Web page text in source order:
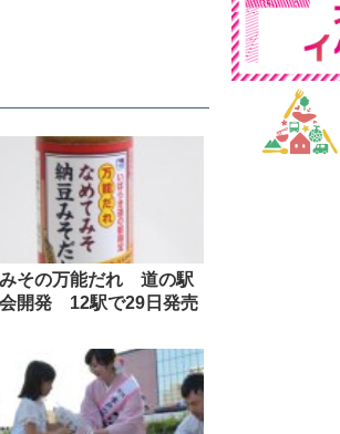
その万能だれ 道の駅
開発 12駅で29日発売